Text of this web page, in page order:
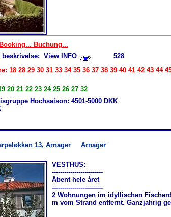
Buchung...
beskrivelse; View INFO
528
18 28 29 30 31 33 34 35 36 37 38 39 40 41 42 43 44
21 22 23 24 25 26 27 32
Hochsaison: 4501-5000 DKK
13, Arnager Arnager
VESTHUS:
-------------------------
Åbent hele året
-------------------------
2 Wohnungen im idyllischen
m vom Strand entfernt. Ganzjahrig